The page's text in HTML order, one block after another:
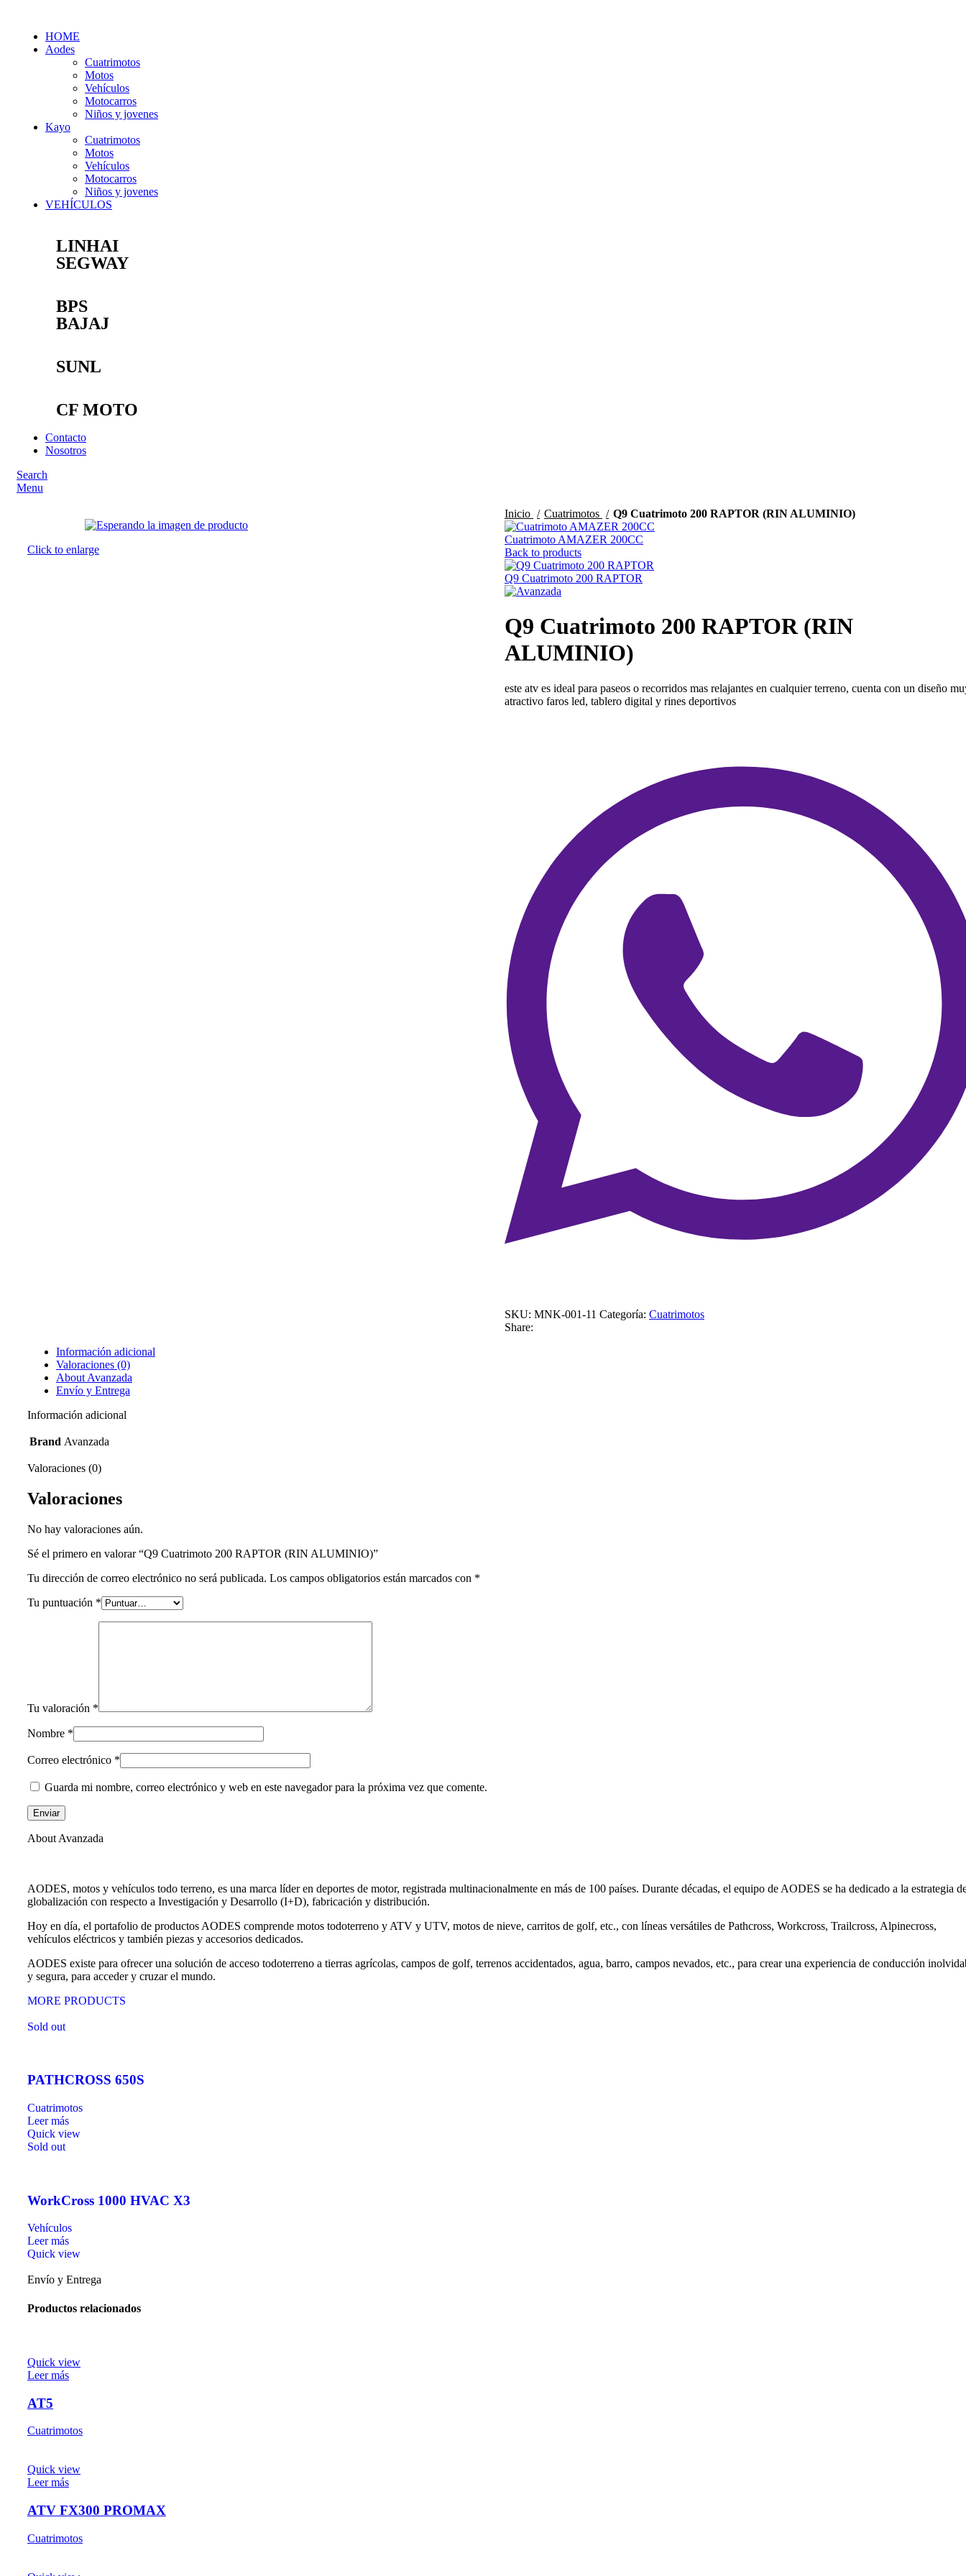
HOME
Aodes
Cuatrimotos
Motos
Vehículos
Motocarros
Niños y jovenes
Kayo
Cuatrimotos
Motos
Vehículos
Motocarros
Niños y jovenes
VEHÍCULOS
LINHAI
SEGWAY
BPS
BAJAJ
SUNL
CF MOTO
Contacto
Nosotros
Search
Menu
Click to enlarge
Inicio Cuatrimotos Q9 Cuatrimoto 200 RAPTOR (RIN ALUMINIO)
Cuatrimoto AMAZER 200CC
Back to products
Q9 Cuatrimoto 200 RAPTOR
Q9 Cuatrimoto 200 RAPTOR (RIN
ALUMINIO)
este atv es ideal para paseos o recorridos mas relajantes en cualquier terreno, cuenta con un diseño
atractivo faros led, tablero digital y rines deportivos
SKU: MNK-001-11 Categoría: Cuatrimotos
Share:
Información adicional
Valoraciones (0)
About Avanzada
Envío y Entrega
Información adicional
Brand Avanzada
Valoraciones (0)
Valoraciones
No hay valoraciones aún.
Sé el primero en valorar “Q9 Cuatrimoto 200 RAPTOR (RIN ALUMINIO)”
Tu dirección de correo electrónico no será publicada. Los campos obligatorios están marcados con *
Tu puntuación *
Tu valoración *
Nombre *
Correo electrónico *
Guarda mi nombre, correo electrónico y web en este navegador para la próxima vez que comente.
About Avanzada
AODES, motos y vehículos todo terreno, es una marca líder en deportes de motor, registrada multinacionalmente en más de 100 países. Durante décadas, el equipo de AODES se ha dedicado a la estrategia
globalización con respecto a Investigación y Desarrollo (I+D), fabricación y distribución.
Hoy en día, el portafolio de productos AODES comprende motos todoterreno y ATV y UTV, motos de nieve, carritos de golf, etc., con líneas versátiles de Pathcross, Workcross, Trailcross, Alpinecross,
vehículos eléctricos y también piezas y accesorios dedicados.
AODES existe para ofrecer una solución de acceso todoterreno a tierras agrícolas, campos de golf, terrenos accidentados, agua, barro, campos nevados, etc., para crear una experiencia de conducción
y segura, para acceder y cruzar el mundo.
MORE PRODUCTS
Sold out
PATHCROSS 650S
Cuatrimotos
Leer más
Quick view
Sold out
WorkCross 1000 HVAC X3
Vehículos
Leer más
Quick view
Envío y Entrega
Productos relacionados
Quick view
Leer más
AT5
Cuatrimotos
Quick view
Leer más
ATV FX300 PROMAX
Cuatrimotos